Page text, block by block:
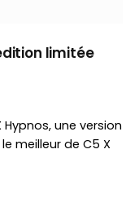
limitée
une version
meilleur de C5 X